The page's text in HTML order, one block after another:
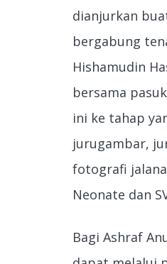
dianjurkan
bergabung
Hishamudin
bersama
ini ke tahap
jurugambar,
fotografi
Neonate dan
Bagi Ashraf